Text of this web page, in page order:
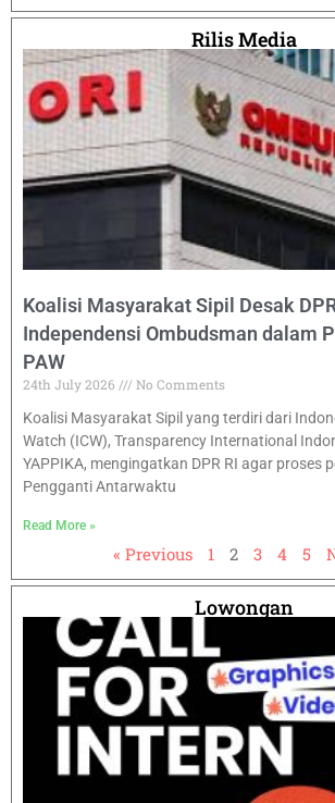
Rilis Media
Koalisi Masyarakat Sipil Desak
Independensi Ombudsman dalam
PAW
24th July 2026
No Comments
Koalisi Masyarakat Sipil yang terdiri dari
Watch (ICW), Transparency International
YAPPIKA, mengingatkan DPR RI agar proses
Pengganti Antarwaktu
Read More »
« Previous 1 2 3 4 5
Lowongan